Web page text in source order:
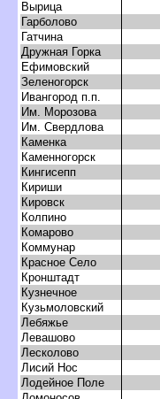
ырица
Гарболово
Гатчина
Дружная Горка
Ефимовский
Зеленогорск
Ивангород п.п.
Им. Морозова
Им. Свердлова
Каменка
Каменногорск
Кингисепп
Кириши
Кировск
Колпино
Комарово
Коммунар
Красное Село
Кронштадт
Кузнечное
Кузьмоловский
Лебяжье
Левашово
Лесколово
Лисий Нос
Лодейное Поле